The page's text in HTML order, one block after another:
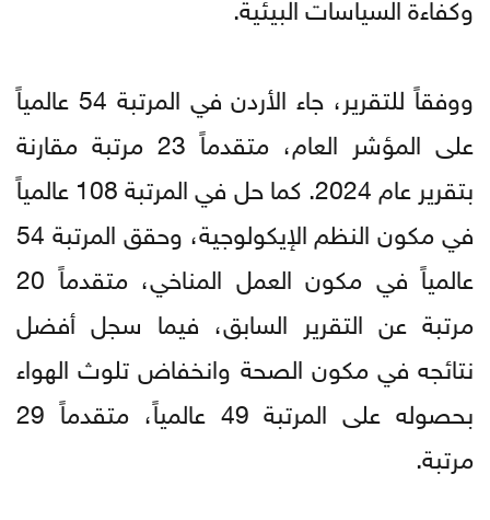
ووفقاً للتقرير، جاء الأردن في المرتبة 54 عالمياً
على المؤشر العام، متقدماً 23 مرتبة مقارنة
بتقرير عام 2024. كما حل في المرتبة 108 عالمياً
في مكون النظم الإيكولوجية، وحقق المرتبة 54
عالمياً في مكون العمل المناخي، متقدماً 20
مرتبة عن التقرير السابق، فيما سجل أفضل
نتائجه في مكون الصحة وانخفاض تلوث الهواء
بحصوله على المرتبة 49 عالمياً، متقدماً 29
مرتبة.